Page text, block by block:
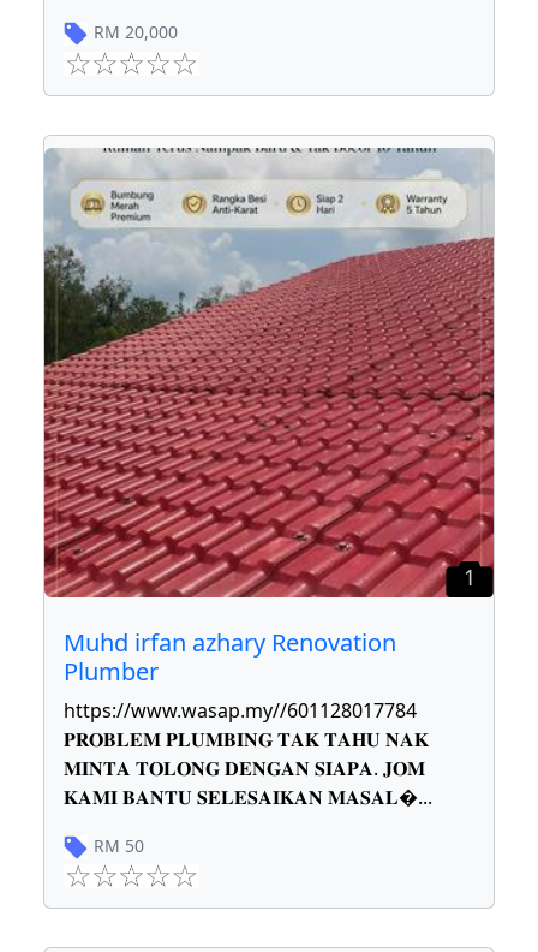
RM 20,000
1
Muhd irfan azhary Renovation
Plumber
https://www.wasap.my//601128017784
𝐏𝐑𝐎𝐁𝐋𝐄𝐌 𝐏𝐋𝐔𝐌𝐁𝐈𝐍𝐆 𝐓𝐀𝐊 𝐓𝐀𝐇𝐔 𝐍𝐀𝐊
𝐌𝐈𝐍𝐓𝐀 𝐓𝐎𝐋𝐎𝐍𝐆 𝐃𝐄𝐍𝐆𝐀𝐍 𝐒𝐈𝐀𝐏𝐀. 𝐉𝐎𝐌
𝐊𝐀𝐌𝐈 𝐁𝐀𝐍𝐓𝐔 𝐒𝐄𝐋𝐄𝐒𝐀𝐈𝐊𝐀𝐍 𝐌𝐀𝐒𝐀𝐋...
RM 50